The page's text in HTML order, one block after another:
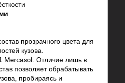
прозрачного цвета для
кузова.
Mercasol. Отличие лишь в
позволяет обрабатывать
пробираясь и